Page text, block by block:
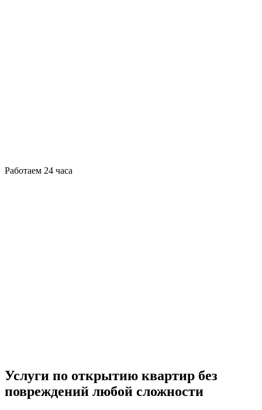
Работаем 24 часа
Услуги по открытию квартир без
повреждений любой сложности